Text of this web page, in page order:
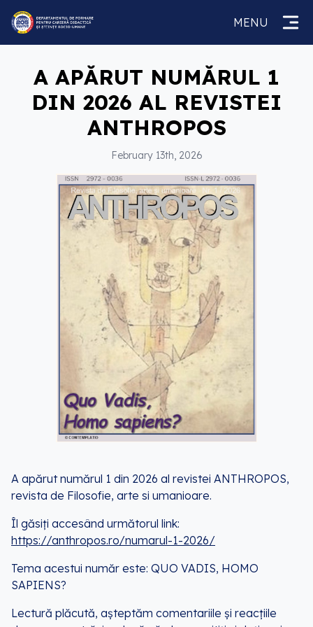
MENU
A APĂRUT NUMĂRUL 1
DIN 2026 AL REVISTEI
ANTHROPOS
February 13th, 2026
A apărut numărul 1 din 2026 al revistei ANTHROPOS,
revista de Filosofie, arte si umanioare.
Îl găsiți accesând următorul link:
https://anthropos.ro/numarul-1-2026/
Tema acestui număr este: QUO VADIS, HOMO
SAPIENS?
Lectură plăcută, așteptăm comentariile și reacțiile